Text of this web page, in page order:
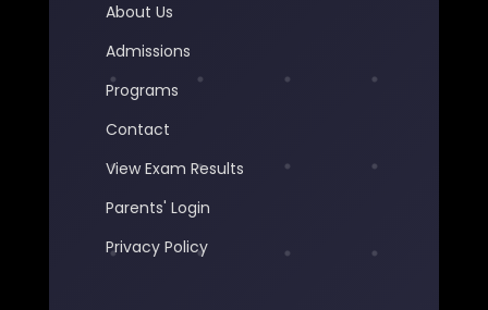
About Us
Admissions
Programs
Contact
View Exam Results
Parents' Login
Privacy Policy